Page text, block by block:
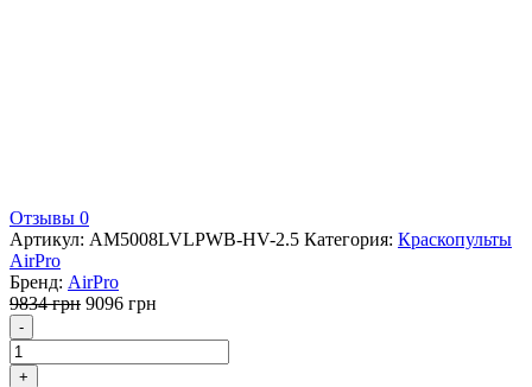
Отзывы 0
Артикул: AM5008LVLPWB-HV-2.5 Категория: Краскопульты
AirPro
Бренд: AirPro
9834грн Первоначальная
составляла
9834 грн.
9096 грн
9096 грн.
- Количество
+